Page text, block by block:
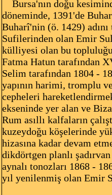
Bursa'nın doğu
döneminde, 1391'de
Buharî'nin (ö. 1429)
Sufilerinden olan Emir
külliyesi olan bu
Fatma Hatun tarafından
Selim tarafından 1804 -
yapının harimi, tromplu
cepheleri
ekseninde yer alan ve
Rum asıllı kalfaların
kuzeydoğu köşelerinde
hizasına kadar devam
dikdörtgen planlı
aynalı tonozları 1868 -
yıl yenilenmiş olan Emir